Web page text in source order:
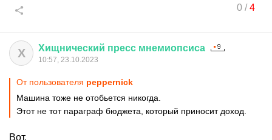
0/4
Х Хищнический пресс мнемиопсиса
10:57, 23.10.2023
От пользователя peppernick
Машина тоже не отобьется никогда.
Этот не тот параграф бюджета, который приносит доход.
Вот.